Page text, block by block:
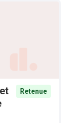
Retenue